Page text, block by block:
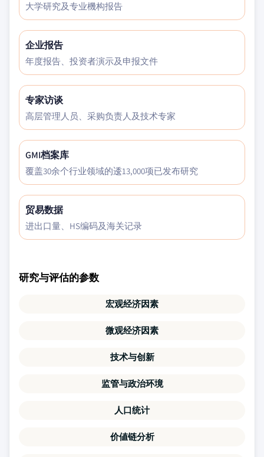
大学研究及专业機构报告
企业报告
年度报告、投资者演示及申报文件
专家访谈
高层管理人员、采购负责人及技术专家
GMI档案库
覆盖30余个行业领域的逶13,000项已发布研究
贸易数据
进出口量、HS编码及海关记录
研究与评估的参数
宏观经济因素
微观经济因素
技术与创新
监管与政治环境
人口统计
价値链分析